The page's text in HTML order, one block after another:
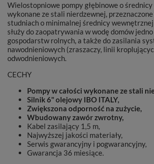
Wielostopniowe pompy głębinowe o średnicy
wykonane ze stali nierdzewnej,
studniach o minimalnej średnicy
służy do zaopatrywania w wodę domów
gospodarstw rolnych, a także do zasilania
nawodnieniowych (zraszaczy, linii
odwodnieniowych.
CECHY
Pompy w całości wykonane ze stali
Silnik 6" olejowy IBO ITALY,
Zwiększona odporność na zużycie,
Wbudowany zawór zwrotny,
Kabel zasilający 1,5 m,
Najwyższej jakości materiały,
Serwis gwarancyjny i pogwarancyjny,
Gwarancja 36 miesiące.